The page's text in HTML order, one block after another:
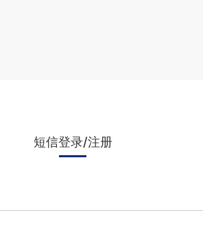
短信登录/注册